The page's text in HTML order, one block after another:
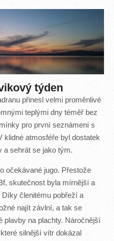
týden
přinesl velmi proměnlivé
teplými dny téměř bez
pro první seznámení s
klidné atmosféře byl dostatek
a sehrát se jako tým.
očekávané jugo. Přestože
skutečnost byla mírnější a
členitému pobřeží a
najít závlní, a tak se
plavby na plachty. Náročnější
silnější vítr dokázal